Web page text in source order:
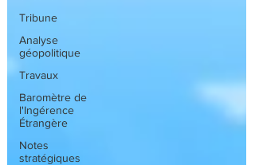
Tribune
Analyse
géopolitique
Travaux
Baromètre de
l'Ingérence
Étrangère
Notes
stratégiques